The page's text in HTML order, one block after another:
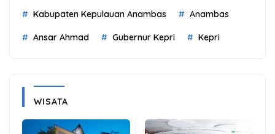
Kabupaten Kepulauan Anambas Anambas
Ansar Ahmad Gubernur Kepri Kepri
WISATA